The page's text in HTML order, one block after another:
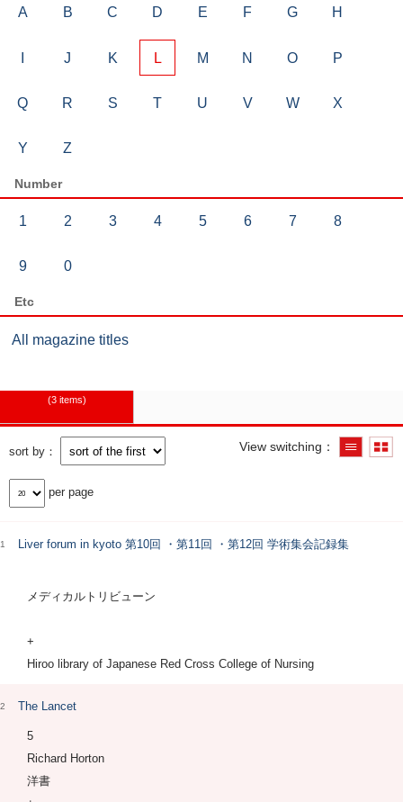
A B C D E F G H
J K L M N O P
Q R S T U V W X
Y Z
Number
1 2 3 4 5 6 7 8
9 0
Etc
All magazine titles
3 items
sort by View switching
per page
1 Liver forum in kyoto 第10回 ・第11回 ・第12回 学術集会記録集
メディカルトリビューン
+
Hiroo library of Japanese Red Cross College of Nursing
2 The Lancet
5
Richard Horton
洋書